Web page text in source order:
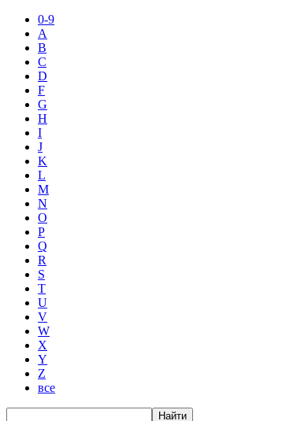
0-9
A
B
C
D
F
G
H
I
J
K
L
M
N
O
P
Q
R
S
T
U
V
W
X
Y
Z
все